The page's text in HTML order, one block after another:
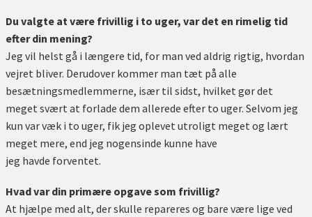
Du valgte at være frivillig i to uger, var det en rimelig tid
efter din mening?
Jeg vil helst gå i længere tid, for man ved aldrig rigtig, hvordan
vejret bliver. Derudover kommer man tæt på alle
besætningsmedlemmerne, især til sidst, hvilket gør det
meget svært at forlade dem allerede efter to uger. Selvom jeg
kun var væk i to uger, fik jeg oplevet utroligt meget og lært
meget mere, end jeg nogensinde kunne have
jeg havde forventet.
Hvad var din primære opgave som frivillig?
At hjælpe med alt, der skulle repareres og bare være lige ved